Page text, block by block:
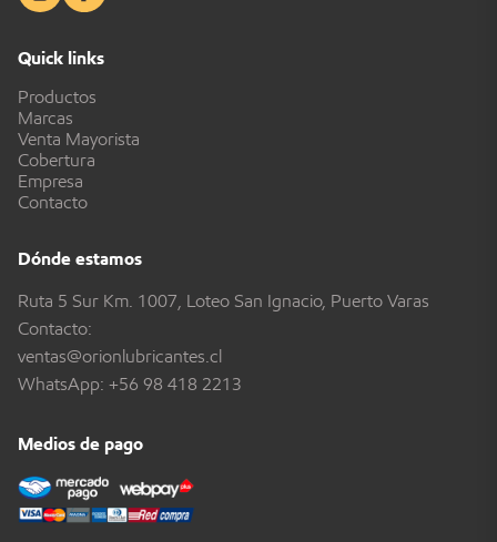
Quick links
Productos
Marcas
Venta Mayorista
Cobertura
Empresa
Contacto
Dónde estamos
Ruta 5 Sur Km. 1007, Loteo San Ignacio, Puerto Varas
Contacto:
ventas@orionlubricantes.cl
WhatsApp: +56 98 418 2213
Medios de pago